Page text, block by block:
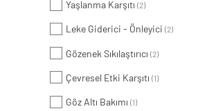
Yaşlanma Karşıtı (2)
Leke Giderici - Önleyici (2)
Gözenek Sıkılaştırıcı (2)
Çevresel Etki Karşıtı (1)
Göz Altı Bakımı (1)